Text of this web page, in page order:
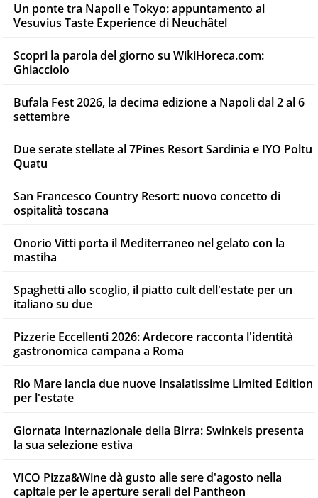
Un ponte tra Napoli e Tokyo: appuntamento al
Vesuvius Taste Experience di Neuchâtel
Scopri la parola del giorno su WikiHoreca.com:
Ghiacciolo
Bufala Fest 2026, la decima edizione a Napoli dal 2 al 6
settembre
Due serate stellate al 7Pines Resort Sardinia e IYO Poltu
Quatu
San Francesco Country Resort: nuovo concetto di
ospitalità toscana
Onorio Vitti porta il Mediterraneo nel gelato con la
mastiha
Spaghetti allo scoglio, il piatto cult dell'estate per un
italiano su due
Pizzerie Eccellenti 2026: Ardecore racconta l'identità
gastronomica campana a Roma
Rio Mare lancia due nuove Insalatissime Limited Edition
per l'estate
Giornata Internazionale della Birra: Swinkels presenta
la sua selezione estiva
VICO Pizza&Wine dà gusto alle sere d'agosto nella
capitale per le aperture serali del Pantheon